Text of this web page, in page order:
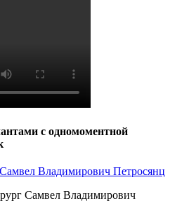
с одномоментной
Самвел Владимирович